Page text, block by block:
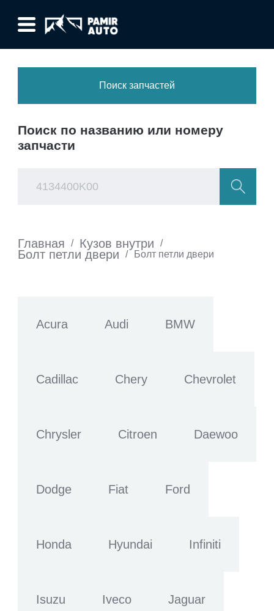
Поиск запчастей
Поиск по названию или номеру
запчасти
Главная / Кузов внутри /
Болт петли двери / Болт петли двери
Acura Audi BMW
Cadillac Chery Chevrolet
Chrysler Citroen Daewoo
Dodge Fiat Ford
Honda Hyundai Infiniti
Isuzu Iveco Jaguar